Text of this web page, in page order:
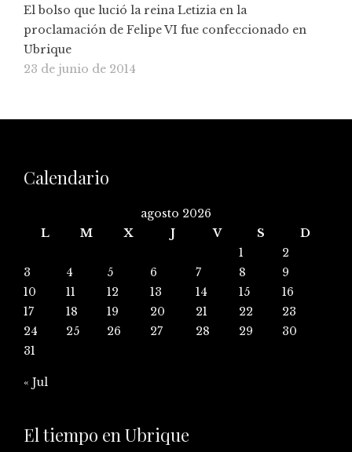
El bolso que lució la reina Letizia en la
proclamación de Felipe VI fue confeccionado en
Ubrique
23 de junio de 2014
Calendario
agosto 2026
L
M X J V S
D
1
2
3
4 5 6 7 8
9
10
11 12 13 14 15
16
17
18 19 20 21 22
23
24
25 26 27 28 29
30
31
« Jul
El tiempo en Ubrique